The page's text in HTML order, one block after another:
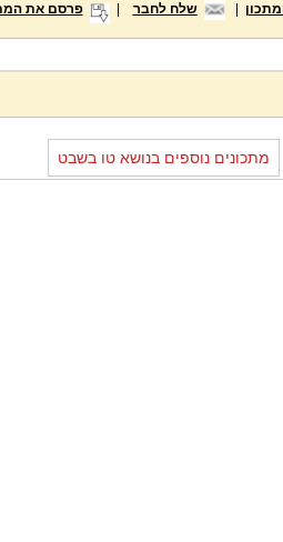
שלח לחבר פרסם את
מתכונים נוספים בנושא טו בשבט